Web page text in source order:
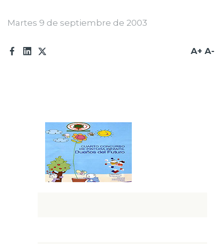
Acceso trabajadores/as
Martes 9 de septiembre de 2003
A+ A-